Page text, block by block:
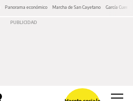
Panorama económico Marcha de San Cayetano García Cuerva